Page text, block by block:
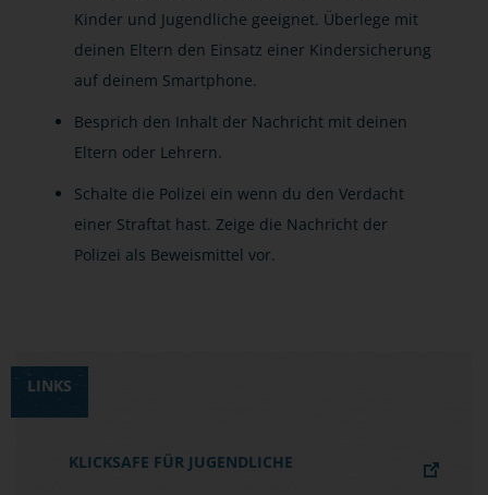
Kinder und Jugendliche geeignet. Überlege mit
deinen Eltern den Einsatz einer Kindersicherung
auf deinem Smartphone.
Besprich den Inhalt der Nachricht mit deinen
Eltern oder Lehrern.
Schalte die Polizei ein wenn du den Verdacht
einer Straftat hast. Zeige die Nachricht der
Polizei als Beweismittel vor.
LINKS
KLICKSAFE FÜR JUGENDLICHE